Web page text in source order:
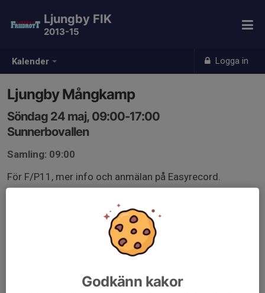
Kalender Logga in
Ljungby FIK
2013-15
Ljungby Mångkamp
Söndag 24 maj, 09:00-17:00
Sunnerbovallen
Samling: 09:00
För F/P11, mer info och anmälan på Easyrecord.
Godkänn kakor